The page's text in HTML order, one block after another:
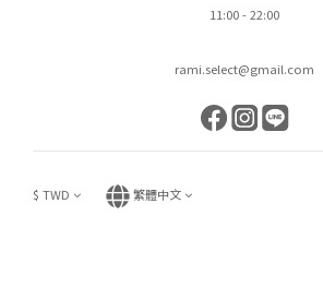
11:00 - 22:00
rami.select@gmail.com
$ TWD 繁體中文